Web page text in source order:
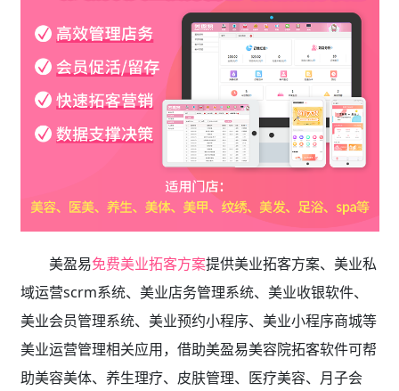
美盈易免费美业拓客方案提供美业拓客方案、美业私
域运营scrm系统、 美业店务管理系统、美业收银软件、
美业会员管理系统、美业预约小程序、美业小程序商城等
美业运营管理相关应用，借助美盈易美容院拓客软件可帮
助美容美体、养生理疗、皮肤管理、医疗美容、月子会